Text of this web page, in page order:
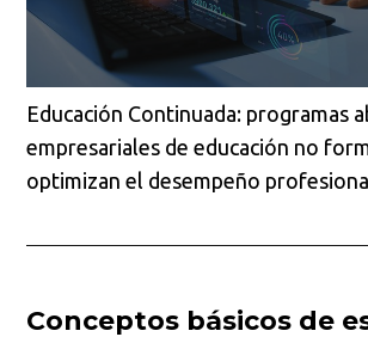
Educación Continuada: programas
empresariales de educación no
optimizan el desempeño
Conceptos básicos de